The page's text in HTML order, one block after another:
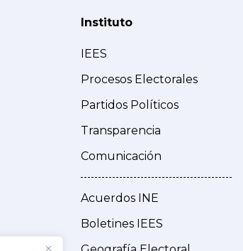
Instituto
IEES
Procesos Electorales
Partidos Políticos
Transparencia
Comunicación
Acuerdos INE
Boletines IEES